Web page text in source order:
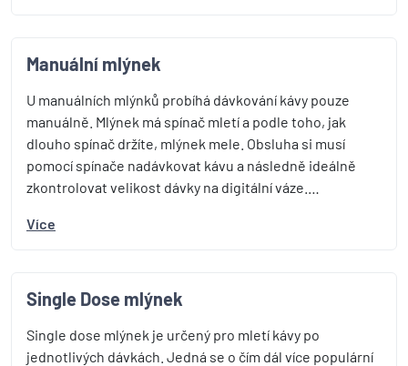
Manuální mlýnek
U manuálních mlýnků probíhá dávkování kávy pouze
manuálně. Mlýnek má spínač mletí a podle toho, jak
dlouho spínač držíte, mlýnek mele. Obsluha si musí
pomocí spínače nadávkovat kávu a následně ideálně
zkontrolovat velikost dávky na digitální váze.…
Více
Single Dose mlýnek
Single dose mlýnek je určený pro mletí kávy po
jednotlivých dávkách. Jedná se o čím dál více populární